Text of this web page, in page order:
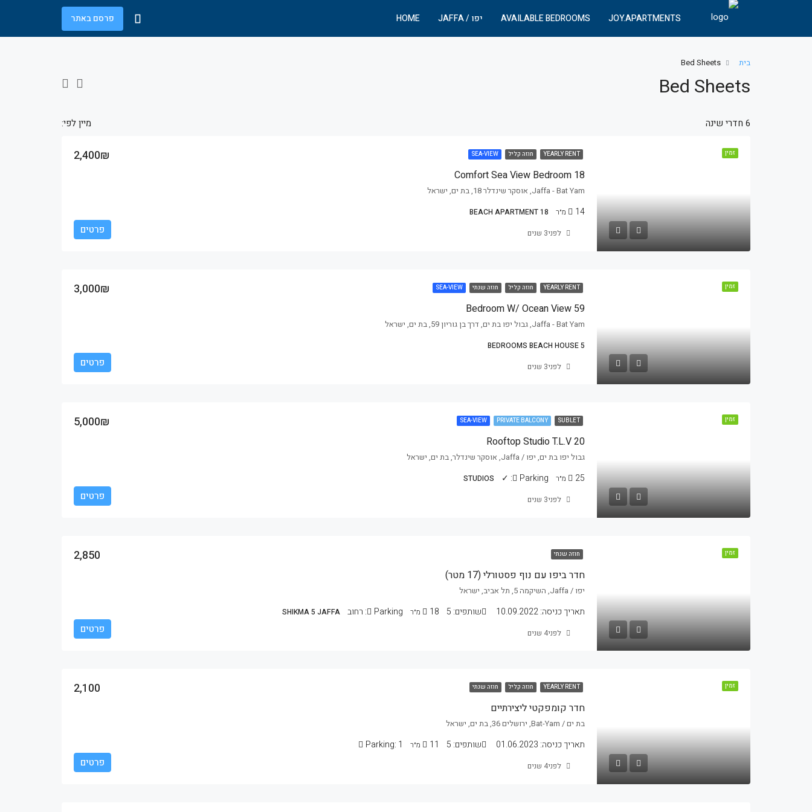
JOY.APARTMENTS
AVAILABLE BEDROOMS יפו / JAFFA HOME פרסם באתר
בית Bed Sheets
Bed Sheets
6 חדרי שינה מיין לפי:
זמין YEARLY RENT חוזה קליל SEA-VIEW
Comfort Sea View Bedroom 18
2,400₪
Jaffa - Bat Yam, אוסקר שינדלר 18, בת ים, ישראל
14 מ״ר BEACH APARTMENT 18
פרטים לפני3 שנים
זמין YEARLY RENT חוזה קליל חוזה שנתי SEA-VIEW
Bedroom W/ Ocean View 59
3,000₪
Jaffa - Bat Yam, גבול יפו בת ים, דרך בן גוריון 59, בת ים, ישראל
5 BEDROOMS BEACH HOUSE
פרטים לפני3 שנים
זמין SUBLET
PRIVATE BALCONY
SEA-VIEW
Rooftop Studio T.L.V 20
5,000₪
גבול יפו בת ים, יפו / Jaffa, אוסקר שינדלר, בת ים, ישראל
25 מ״ר Parking:
✓
STUDIOS
פרטים לפני3 שנים
זמין חוזה שנתי
חדר ביפו עם נוף פסטורלי (17 מטר)
2,850
יפו / Jaffa, השיקמה 5, תל אביב, ישראל
תאריך כניסה:10.09.2022 שותפים: 5
18 מ״ר Parking: רחוב SHIKMA 5 JAFFA
פרטים לפני4 שנים
זמין YEARLY RENT חוזה קליל חוזה שנתי
חדר קומפקטי ליצירתיים
2,100
בת ים / Bat-Yam, ירושלים 36, בת ים, ישראל
תאריך כניסה: 01.06.2023 שותפים: 5
11 מ״ר Parking: 1
פרטים לפני4 שנים